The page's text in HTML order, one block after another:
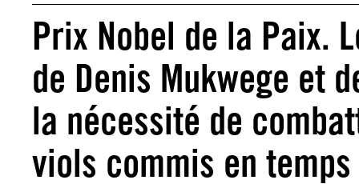
Prix Nobel de la Paix.
de Denis Mukwege et
la nécessité de
viols commis en